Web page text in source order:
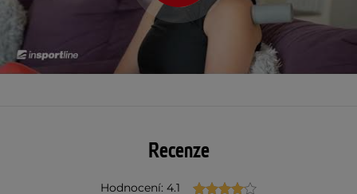
Recenze
Hodnocení: 4.1